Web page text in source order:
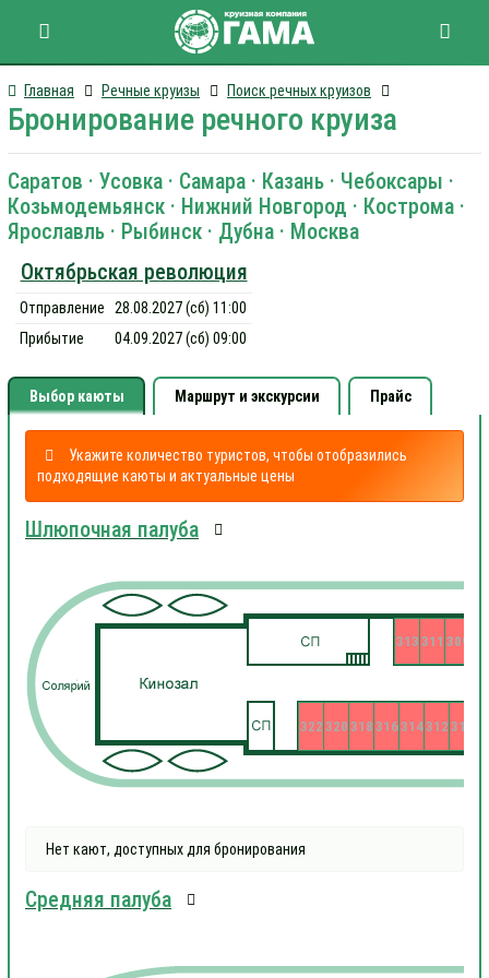
Главная Речные круизы Поиск речных круизов
Бронирование речного круиза
Саратов · Усовка · Самара · Казань · Чебоксары ·
Козьмодемьянск · Нижний Новгород · Кострома ·
Ярославль · Рыбинск · Дубна · Москва
Октябрьская революция
Отправление
28.08.2027 (сб) 11:00
Прибытие
04.09.2027 (сб) 09:00
Выбор каюты Маршрут и экскурсии Прайс
Укажите количество туристов, чтобы отобразились
подходящие каюты и актуальные цены
Шлюпочная палуба
309
310
311
312
313
314
316
318
320
322
Нет кают, доступных для бронирования
Средняя палуба